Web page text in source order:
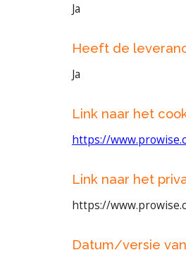
Ja
Heeft de
Ja
Link naar het
https://
Link naar het
https://
Datum/versie